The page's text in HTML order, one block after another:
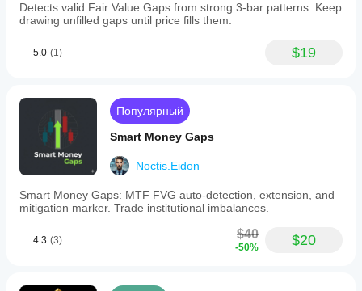
Detects valid Fair Value Gaps from strong 3-bar patterns. Keep
drawing unfilled gaps until price fills them.
5.0 (1) $19
Популярный
Smart Money Gaps
Noctis.Eidon
Smart Money Gaps: MTF FVG auto-detection, extension, and
mitigation marker. Trade institutional imbalances.
4.3 (3) $40
-50% $20